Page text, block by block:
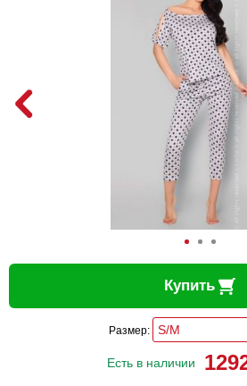
Купить
Размер:
Есть в наличии